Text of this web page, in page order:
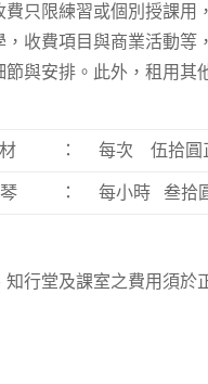
費只限練習或個別授課用
，收費項目與商業活動等
節與安排。此外，租用其
： 每次 伍拾圓
： 每小時 叁拾
知行堂及課室之費用須於